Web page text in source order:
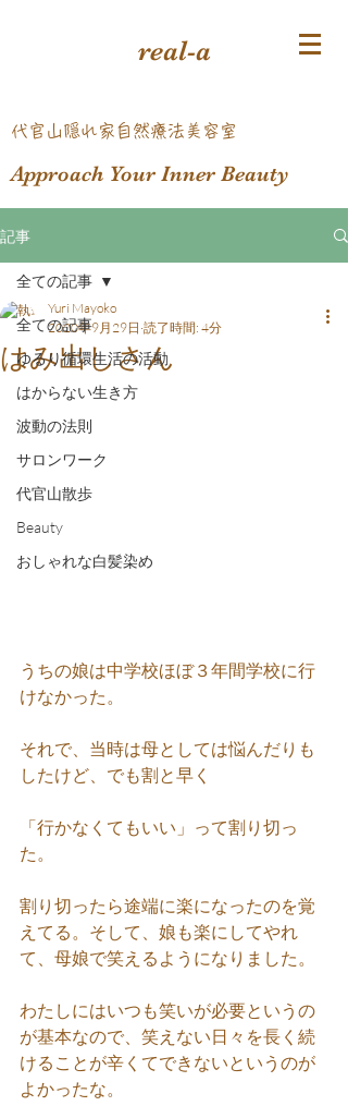
real-a
​代官山隠れ家自然療法美容室
Approach Your Inner Beauty
記事
全ての記事
ゆるり循環生活の活動
はからない生き方
波動の法則
サロンワーク
代官山散歩
Beauty
おしゃれな白髪染め
全ての記事
はみ出しさん
Yuri Mayoko
2020年9月29日 読了時間: 4分
うちの娘は中学校ほぼ３年間学校に行
けなかった。
それで、当時は母としては悩んだりも
したけど、でも割と早く
「行かなくてもいい」って割り切っ
た。
割り切ったら途端に楽になったのを覚
えてる。そして、娘も楽にしてやれ
て、母娘で笑えるようになりました。
わたしにはいつも笑いが必要というの
が基本なので、笑えない日々を長く続
けることが辛くてできないというのが
よかったな。